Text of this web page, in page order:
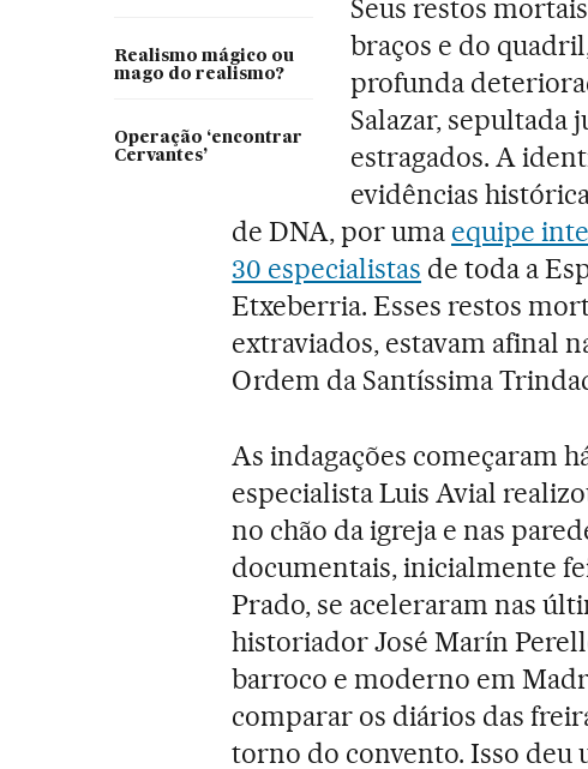
Realismo mágico ou
mago do realismo?
Operação ‘encontrar
Cervantes’
Seus restos
braços e do
profunda
Salazar, sepultada
estragados. A
evidências
de DNA, por uma equipe
30 especialistas de toda a
Etxeberria. Esses restos
extraviados, estavam afinal
Ordem da Santíssima
As indagações começaram
especialista Luis Avial
no chão da igreja e nas
documentais, inicialmente
Prado, se aceleraram nas
historiador José Marín
barroco e moderno em
comparar os diários das
torno do convento. Isso deu